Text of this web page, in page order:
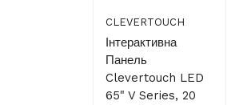
CLEVERTOUCH
Інтерактивна
Панель
Clevertouch LED
65" V Series, 20